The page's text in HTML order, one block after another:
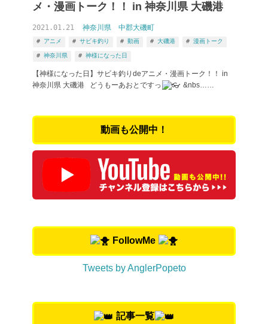
メ・漫画トーク！！ in 神奈川県 大磯港
2021.01.21 神奈川県 中郡大磯町
アニメ サビキ釣り 動画 大磯港 漫画トーク
神奈川県 神様になった日
【神様になった日】サビキ釣りdeアニメ・漫画トーク！！ in
神奈川県 大磯港 どうもーあおとですっ
&nbs……
動画も公開中！
FollowMe
Tweets by AnglerPopeto
記事一覧